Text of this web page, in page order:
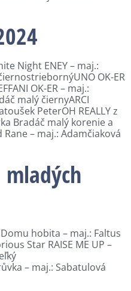
Night ENEY – maj.:
OK-ER
OK-ER – maj.:
malý čiernyARCI
PeterOH REALLY z
Bradáč malý korenie a
Rane – maj.: Adamčiaková
hobita – maj.: Faltus
Star RAISE ME UP –
– maj.: Sabatulová